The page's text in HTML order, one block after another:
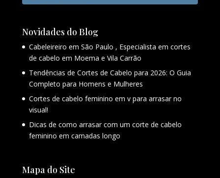
Novidades do Blog
Cabeleireiro em São Paulo , Especialista em cortes
de cabelo em Moema e Vila Carrão
Tendências de Cortes de Cabelo para 2026: O Guia
Completo para Homens e Mulheres
Cortes de cabelo feminino em v para arrasar no
visual!
Dicas de como arrasar com um corte de cabelo
feminino em camadas longo
Mapa do Site